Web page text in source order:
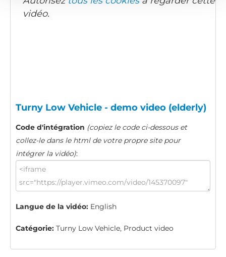
vidéo.
Turny Low Vehicle - demo video (elderly)
Code d'intégration (copiez le code ci-dessous et
collez-le dans le html de votre propre site pour
intégrer la vidéo):
Langue de la vidéo: English
Catégorie: Turny Low Vehicle, Product video